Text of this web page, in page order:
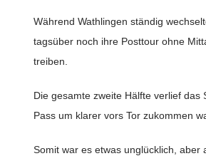
Während Wathlingen ständig
tagsüber noch ihre Posttour ohne
treiben.
Die gesamte zweite Hälfte verlief das
Pass um klarer vors Tor zukommen
Somit war es etwas unglücklich,